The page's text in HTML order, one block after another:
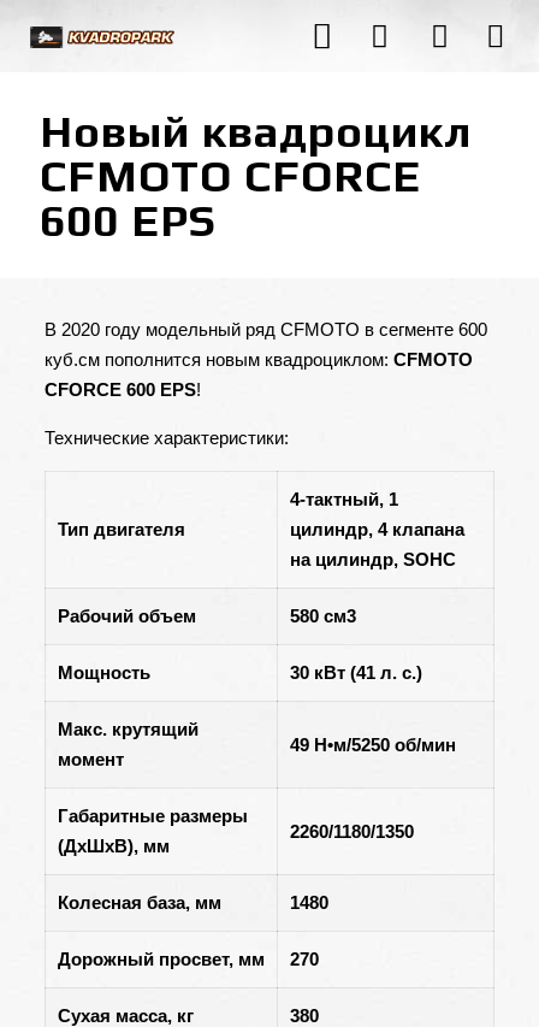
Новый квадроцикл
CFMOTO CFORCE
600 EPS
В 2020 году модельный ряд CFMOTO в сегменте 600
куб.см пополнится новым квадроциклом: CFMOTO
CFORCE 600 EPS!
Технические характеристики:
Тип двигателя
4-тактный, 1
цилиндр, 4 клапана
на цилиндр, SOHC
Рабочий объем 580 см3
Мощность 30 кВт (41 л. с.)
Макс. крутящий
момент
49 Н•м/5250 об/мин
Габаритные размеры
(ДхШхВ), мм
2260/1180/1350
Колесная база, мм 1480
Дорожный просвет, мм 270
Сухая масса, кг 380